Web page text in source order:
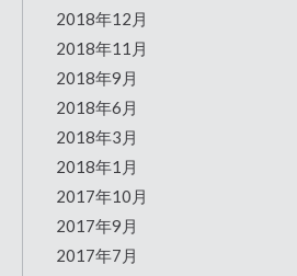
2018年12月
2018年11月
2018年9月
2018年6月
2018年3月
2018年1月
2017年10月
2017年9月
2017年7月